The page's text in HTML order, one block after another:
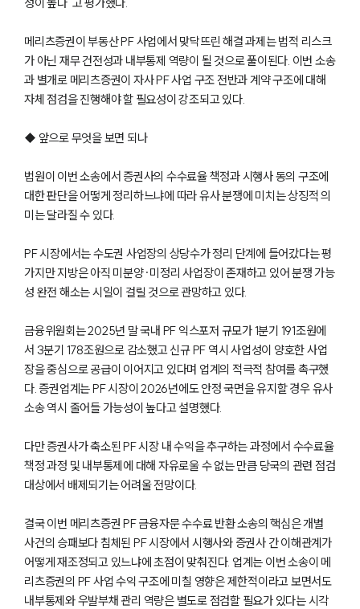
AI대륜
업무사례
사례분석/최신동향
고객후기
의료·바이오·헬스케어그룹 업무
전체
구성원 소개
의료전문변호사
소식/자료
언론보도
공지사항
법률 블로그
뉴스레터/브로슈어
세미나
대륜법률상담예약
메리츠증권이 부동산 PF 사업에서 맞닥뜨린 해결 과제는 법적 리스크
가 아닌 재무 건전성과 내부통제 역량이 될 것으로 풀이된다. 이번 소송
과 별개로 메리츠증권이 자사 PF 사업 구조 전반과 계약 구조에 대해
자체 점검을 진행해야 할 필요성이 강조되고 있다.
◆ 앞으로 무엇을 보면 되나
법원이 이번 소송에서 증권사의 수수료율 책정과 시행사 동의 구조에
대한 판단을 어떻게 정리하느냐에 따라 유사 분쟁에 미치는 상징적 의
미는 달라질 수 있다.
PF 시장에서는 수도권 사업장의 상당수가 정리 단계에 들어갔다는 평
가지만 지방은 아직 미분양·미정리 사업장이 존재하고 있어 분쟁 가능
성 완전 해소는 시일이 걸릴 것으로 관망하고 있다.
금융위원회는 2025년 말 국내 PF 익스포저 규모가 1분기 191조원에
서 3분기 178조원으로 감소했고 신규 PF 역시 사업성이 양호한 사업
장을 중심으로 공급이 이어지고 있다며 업계의 적극적 참여를 촉구했
다. 증권업계는 PF 시장이 2026년에도 안정 국면을 유지할 경우 유사
소송 역시 줄어들 가능성이 높다고 설명했다.
다만 증권사가 축소된 PF 시장 내 수익을 추구하는 과정에서 수수료율
책정 과정 및 내부통제에 대해 자유로울 수 없는 만큼 당국의 관련 점검
대상에서 배제되기는 어려울 전망이다.
결국 이번 메리츠증권 PF 금융자문 수수료 반환 소송의 핵심은 개별
사건의 승패보다 침체된 PF 시장에서 시행사와 증권사 간 이해관계가
어떻게 재조정되고 있느냐에 초점이 맞춰진다. 업계는 이번 소송이 메
리츠증권의 PF 사업 수익 구조에 미칠 영향은 제한적이라고 보면서도
내부통제와 우발부채 관리 역량은 별도로 점검할 필요가 있다는 시각